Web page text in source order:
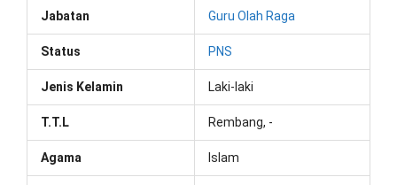
Jabatan Guru Olah Raga
Status PNS
Jenis Kelamin Laki-laki
T.T.L Rembang, -
Agama Islam